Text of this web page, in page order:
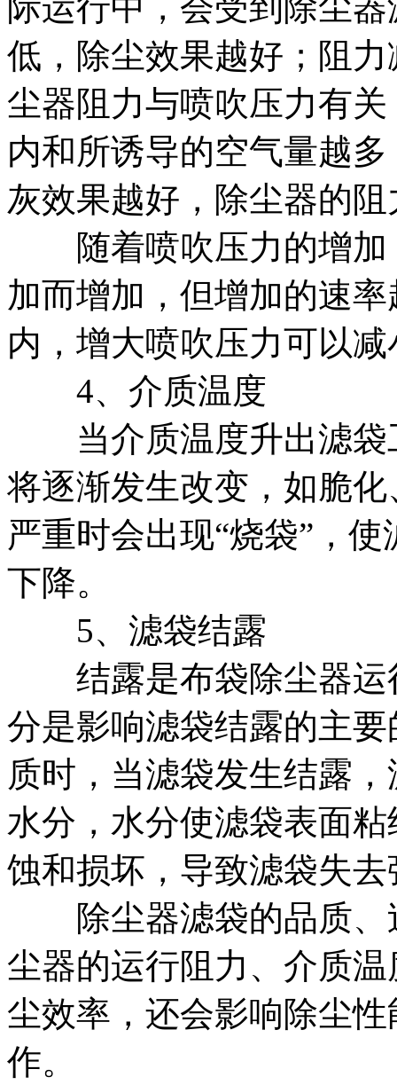
际运行中，会受到除尘
低，除尘效果越好；阻
尘器阻力与喷吹压力有
内和所诱导的空气量越
灰效果越好，除尘器的
随着喷吹压力的增加
加而增加，但增加的速
内，增大喷吹压力可以
4、介质温度
当介质温度升出滤袋
将逐渐发生改变，如脆
严重时会出现“烧袋”，
下降。
5、滤袋结露
结露是布袋除尘器运
分是影响滤袋结露的主
质时，当滤袋发生结露
水分，水分使滤袋表面
蚀和损坏，导致滤袋失
除尘器滤袋的品质、
尘器的运行阻力、介质
尘效率，还会影响除尘
作。